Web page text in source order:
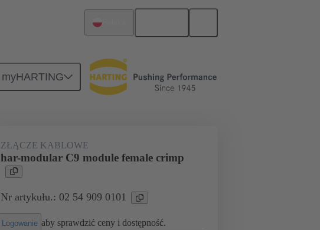
myHARTING
ZŁĄCZE KABLOWE
har-modular C9 module female crimp
Nr artykułu.: 02 54 909 0101
Logowanie aby sprawdzić ceny i dostępność.